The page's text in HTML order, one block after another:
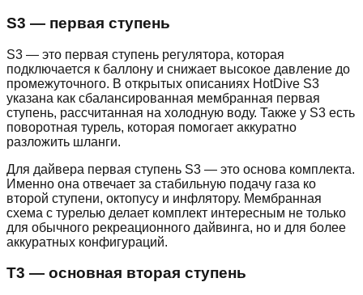
S3 — первая ступень
S3 — это первая ступень регулятора, которая
подключается к баллону и снижает высокое давление до
промежуточного. В открытых описаниях HotDive S3
указана как сбалансированная мембранная первая
ступень, рассчитанная на холодную воду. Также у S3 есть
поворотная турель, которая помогает аккуратно
разложить шланги.
Для дайвера первая ступень S3 — это основа комплекта.
Именно она отвечает за стабильную подачу газа ко
второй ступени, октопусу и инфлятору. Мембранная
схема с турелью делает комплект интересным не только
для обычного рекреационного дайвинга, но и для более
аккуратных конфигураций.
T3 — основная вторая ступень